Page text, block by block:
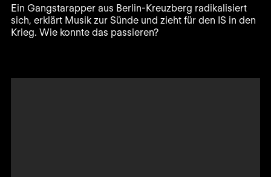
Ein Gangstarapper aus Berlin-Kreuzberg radikalisiert
sich, erklärt Musik zur Sünde und zieht für den IS in den
Krieg. Wie konnte das passieren?